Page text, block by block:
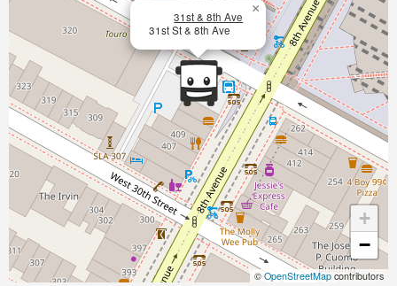
31st & 8th Ave
31st St & 8th Ave
×
+
−
© OpenStreetMapcontributors